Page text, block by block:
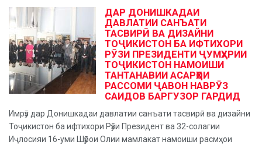
ДАР ДОНИШКАДАИ
ДАВЛАТИИ САНЪАТИ
ТАСВИРӢ ВА ДИЗАЙНИ
ТОҶИКИСТОН БА ИФТИХОРИ
РӮЗИ ПРЕЗИДЕНТИ ҶУМҲУРИИ
ТОҶИКИСТОН НАМОИШИ
ТАНТАНАВИИ АСАРҲОИ
РАССОМИ ҶАВОН НАВРӮЗ
САИДОВ БАРГУЗОР ГАРДИД
Имрӯз дар Донишкадаи давлатии санъати тасвирӣ ва дизайни
Тоҷикистон ба ифтихори Рӯзи Президент ва 32-солагии
Иҷлосияи 16-уми Шӯрои Олии мамлакат намоиши расмҳои